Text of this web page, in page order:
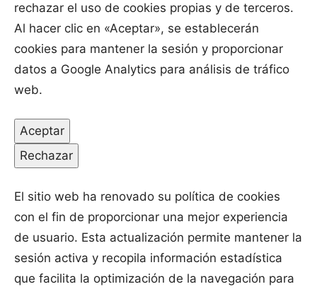
rechazar el uso de cookies propias y de terceros.
Al hacer clic en «Aceptar», se establecerán
cookies para mantener la sesión y proporcionar
datos a Google Analytics para análisis de tráfico
web.
Aceptar
Rechazar
El sitio web ha renovado su política de cookies
con el fin de proporcionar una mejor experiencia
de usuario. Esta actualización permite mantener la
sesión activa y recopila información estadística
que facilita la optimización de la navegación para